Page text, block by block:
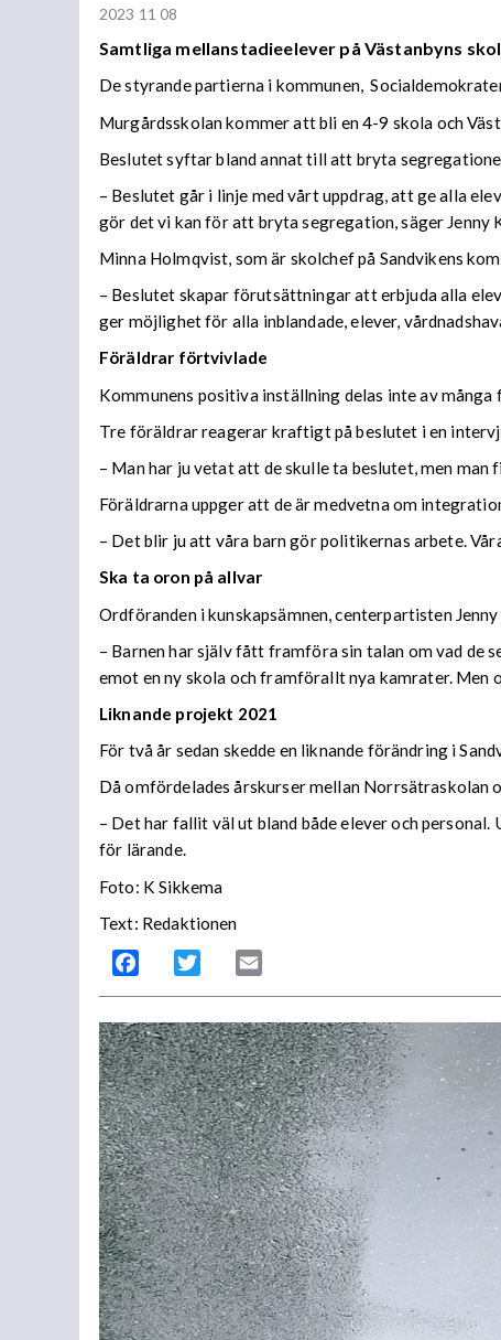
2023 11 08
Samtliga mellanstadieelever på Västanbyns
De styrande partierna i kommunen,
Murgårdsskolan kommer att bli en 4-9 skola och
Beslutet syftar bland annat till att bryta
– Beslutet går i linje med vårt uppdrag, att ge alla
gör det vi kan för att bryta segregation, säger Jenny
Minna Holmqvist, som är skolchef på Sandvikens
– Beslutet skapar förutsättningar att erbjuda alla
ger möjlighet för alla inblandade, elever,
Föräldrar förtvivlade
Kommunens positiva inställning delas inte av
Tre föräldrar reagerar kraftigt på beslutet i en
– Man har ju vetat att de skulle ta beslutet, men
Föräldrarna uppger att de är medvetna om
– Det blir ju att våra barn gör politikernas arbete.
Ska ta oron på allvar
Ordföranden i kunskapsämnen, centerpartisten
– Barnen har själv fått framföra sin talan om vad de
emot en ny skola och framförallt nya kamrater. Men
Liknande projekt 2021
För två år sedan skedde en liknande förändring i
Då omfördelades årskurser mellan Norrsätraskolan
– Det har fallit väl ut bland både elever och
för lärande.
Foto: K Sikkema
Text: Redaktionen
Facebook Twitter